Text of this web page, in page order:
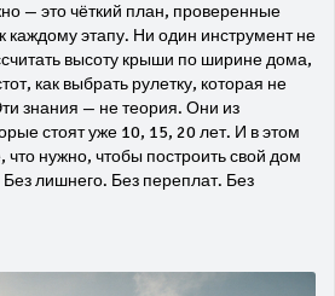
— это чёткий план, проверенные
каждому этапу. Ни один инструмент не
высоту крыши по ширине дома,
как выбрать рулетку, которая не
знания — не теория. Они из
стоят уже 10, 15, 20 лет. И в этом
что нужно, чтобы построить свой дом
Без лишнего. Без переплат. Без